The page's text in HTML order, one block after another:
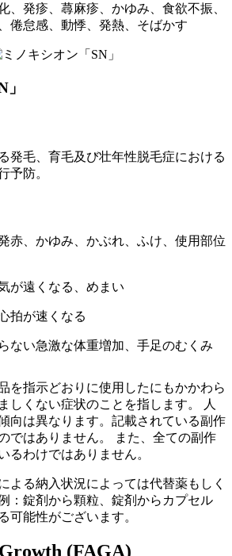
、発疹、蕁麻疹、かゆみ、食欲不振、
倦怠感、動悸、発熱、そばかす
発毛、育毛及び壮年性脱毛症における
予防。
赤、かゆみ、かぶれ、ふけ、使用部位
が遠くなる、めまい
拍が速くなる
ない急激な体重増加、手足のむくみ
を指示どおりに使用したにもかかわら
しくない症状のことを指します。 人
向は異なります。記載されている副作
ではありません。 また、全ての副作
るわけではありません。
よる納入状況によっては代替薬もしく
：錠剤から顆粒、錠剤からカプセル
可能性がございます。
(FAGA)